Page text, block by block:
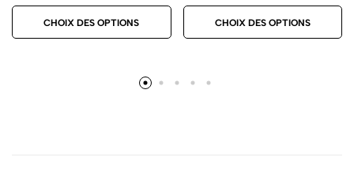
CHOIX DES OPTIONS CHOIX DES OPTIONS